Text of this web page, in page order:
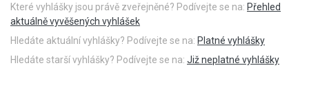
Které vyhlášky jsou právě zveřejněné? Podívejte se na: Přehled
aktuálně vyvěšených vyhlášek
Hledáte aktuální vyhlášky? Podívejte se na: Platné vyhlášky
Hledáte starší vyhlášky? Podívejte se na: Již neplatné vyhlášky